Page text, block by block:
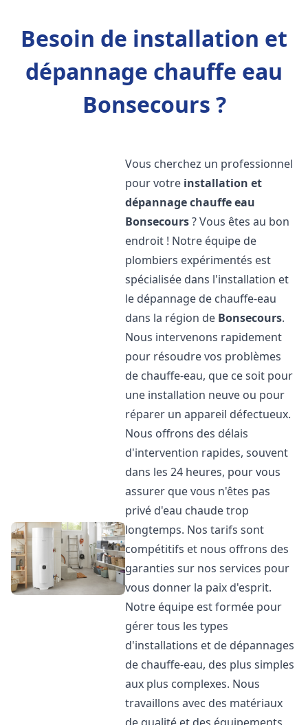
Besoin de installation et
dépannage chauffe eau
Bonsecours ?
Vous cherchez un professionnel
pour votre installation et
dépannage chauffe eau
Bonsecours? Vous êtes au bon
endroit ! Notre équipe de
plombiers expérimentés est
spécialisée dans l'installation et
le dépannage de chauffe-eau
dans la région de Bonsecours.
Nous intervenons rapidement
pour résoudre vos problèmes
de chauffe-eau, que ce soit pour
une installation neuve ou pour
réparer un appareil défectueux.
Nous offrons des délais
d'intervention rapides, souvent
dans les 24 heures, pour vous
assurer que vous n'êtes pas
privé d'eau chaude trop
longtemps. Nos tarifs sont
compétitifs et nous offrons des
garanties sur nos services pour
vous donner la paix d'esprit.
Notre équipe est formée pour
gérer tous les types
d'installations et de dépannages
de chauffe-eau, des plus simples
aux plus complexes. Nous
travaillons avec des matériaux